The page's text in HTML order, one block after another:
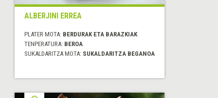
ALBERJINI ERREA
PLATER MOTA: BERDURAK ETA BARAZKIAK
TENPERATURA: BEROA
SUKALDARITZA MOTA: SUKALDARITZA BEGANOA